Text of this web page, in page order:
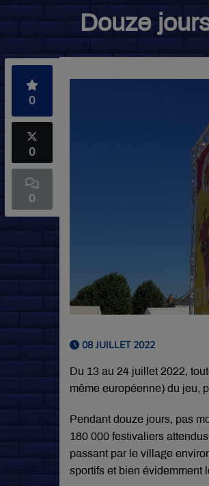
Douze
0
0
0
08 JUILLET 2022
Du 13 au 24 juillet 2022,
même européenne) du jeu,
Pendant douze jours, pas
180 000 festivaliers
passant par le village
sportifs et bien évidemment